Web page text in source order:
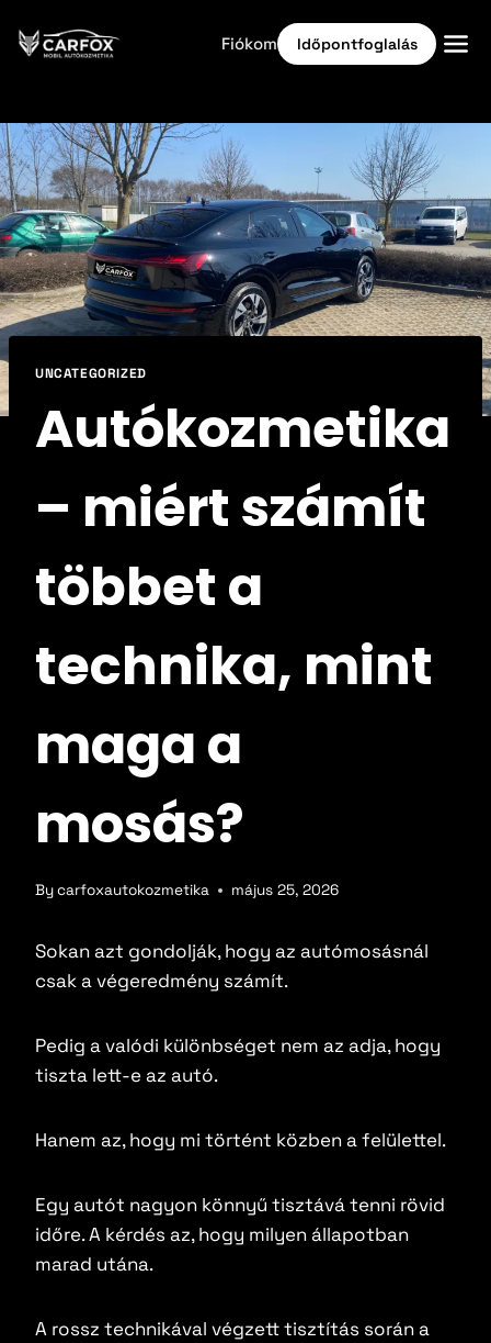
Fiókom Időpontfoglalás
Kezdőlap
Autóflotta tisztítás
Kamion tisztítás
Áraink
Kiemelt ajánlatok
Árajánlatkérés
Blog
Kapcsolat
Időpontfoglalás
+36 70 563 6945
UNCATEGORIZED
Autókozmetika
– miért számít
többet a
technika, mint
maga a
mosás?
Bycarfoxautokozmetika május 25, 2026
Sokan azt gondolják, hogy az autómosásnál
csak a végeredmény számít.
Pedig a valódi különbséget nem az adja, hogy
tiszta lett-e az autó.
Hanem az, hogy mi történt közben a felülettel.
Egy autót nagyon könnyű tisztává tenni rövid
időre. A kérdés az, hogy milyen állapotban
marad utána.
A rossz technikával végzett tisztítás során a